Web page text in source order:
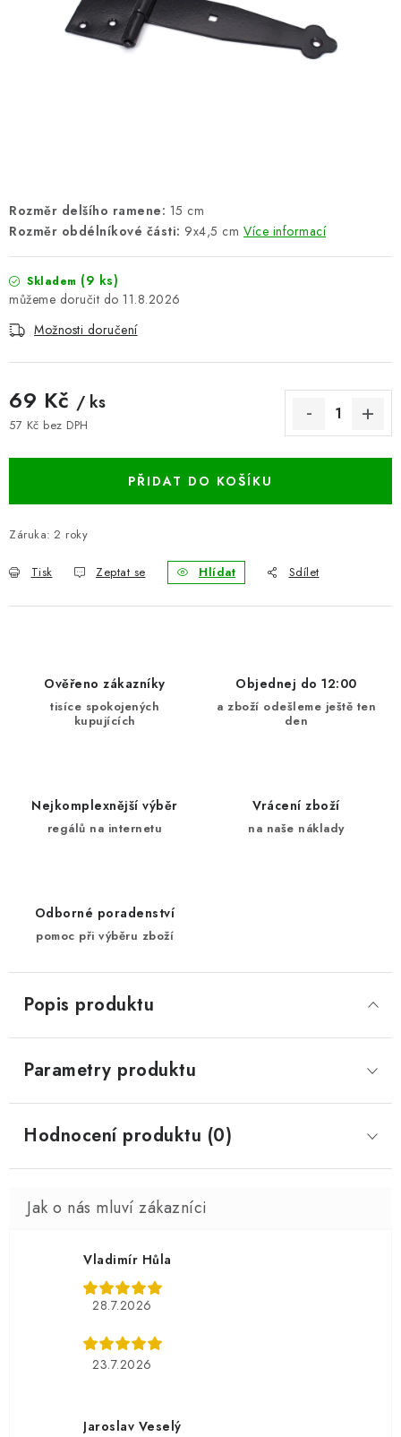
PARKOVACÍ BLOKÁDY
ČASTO KLADENÉ DOTAZY
B2B - VELKOOBCHOD
NAPIŠTE NÁM
BLOG
Hodnocení obchodu
Reklamace zboží
Obchodní a dodací podmínky
Rozměr delšího ramene: 15 cm
Rozměr obdélníkové části: 9x4,5 cm Více informací
Skladem (9 ks)
11.8.2026
Možnosti doručení
69 Kč / ks
57 Kč bez DPH
PŘIDAT DO KOŠÍKU
Záruka: 2 roky
Tisk Zeptat se Hlídat Sdílet
Ověřeno zákazníky
tisíce spokojených
kupujících
Objednej do 12:00
a zboží odešleme ještě ten
den
Nejkomplexnější výběr
regálů na internetu
Vrácení zboží
na naše náklady
Odborné poradenství
pomoc při výběru zboží
Popis produktu
Parametry produktu
Hodnocení produktu (0)
Vladimír Hůla
28.7.2026
23.7.2026
Jaroslav Veselý